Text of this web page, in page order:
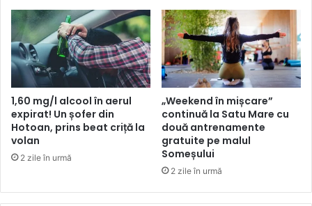
1,60 mg/l alcool în aerul
expirat! Un șofer din
Hotoan, prins beat criță la
volan
2 zile în urmă
„Weekend în mișcare”
continuă la Satu Mare cu
două antrenamente
gratuite pe malul
Someșului
2 zile în urmă